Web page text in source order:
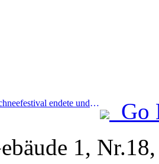
Prev:Das Eis- und Schneefestival endete und das Yun Hotel nahm 2025 die erste Welle des „Reichtums“ mit nach Hause
Go
1,